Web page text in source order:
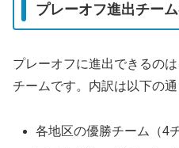
プレーオフ進出チー
プレーオフに進出できるの
チームです。内訳は以下の通
各地区の優勝チーム（4